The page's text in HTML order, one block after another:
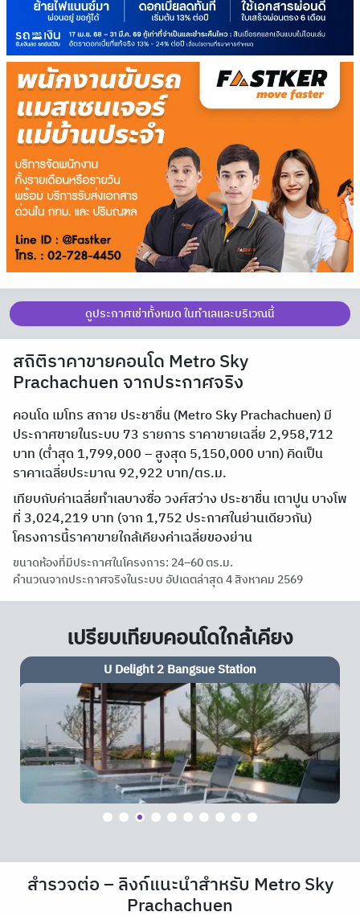
ดูประกาศเช่าทั้งหมด ในทำเลและบริเวณนี้
สถิติราคาขายคอนโด Metro Sky
Prachachuen จากประกาศจริง
คอนโด เมโทร สกาย ประชาชื่น (Metro Sky Prachachuen) มี
ประกาศขายในระบบ 73 รายการ ราคาขายเฉลี่ย 2,958,712
บาท (ต่ำสุด 1,799,000 – สูงสุด 5,150,000 บาท) คิดเป็น
ราคาเฉลี่ยประมาณ 92,922 บาท/ตร.ม.
เทียบกับค่าเฉลี่ยทำเลบางซื่อ วงศ์สว่าง ประชาชื่น เตาปูน บางโพ
ที่ 3,024,219 บาท (จาก 1,752 ประกาศในย่านเดียวกัน)
โครงการนี้ราคาขายใกล้เคียงค่าเฉลี่ยของย่าน
ขนาดห้องที่มีประกาศในโครงการ: 24–60 ตร.ม.
คำนวณจากประกาศจริงในระบบ อัปเดตล่าสุด 4 สิงหาคม 2569
เปรียบเทียบคอนโดใกล้เคียง
Rich Park @ Bangson Station
สำรวจต่อ – ลิงก์แนะนำสำหรับ Metro Sky
Prachachuen